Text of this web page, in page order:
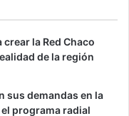
la Red Chaco
de la región
sus demandas en la
programa radial